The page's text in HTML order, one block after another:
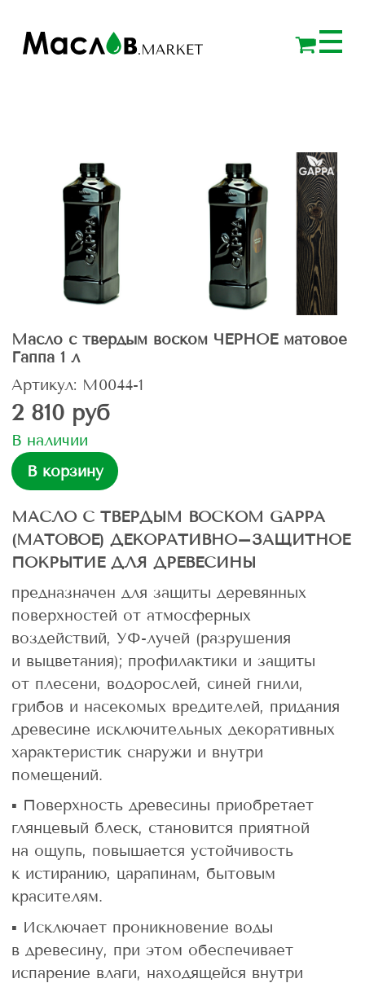
Масло с твердым воском ЧЕРНОЕ матовое
Гаппа 1 л
Артикул: М0044-1
2 810 руб
В наличии
В корзину
МАСЛО С ТВЕРДЫМ ВОСКОМ GAPPA
(МАТОВОЕ) ДЕКОРАТИВНО–ЗАЩИТНОЕ
ПОКРЫТИЕ ДЛЯ ДРЕВЕСИНЫ
предназначен для защиты деревянных
поверхностей от атмосферных
воздействий, УФ-лучей (разрушения
и выцветания); профилактики и защиты
от плесени, водорослей, синей гнили,
грибов и насекомых вредителей, придания
древесине исключительных декоративных
характеристик снаружи и внутри
помещений.
▪ Поверхность древесины приобретает
глянцевый блеск, становится приятной
на ощупь, повышается устойчивость
к истиранию, царапинам, бытовым
красителям.
▪ Исключает проникновение воды
в древесину, при этом обеспечивает
испарение влаги, находящейся внутри